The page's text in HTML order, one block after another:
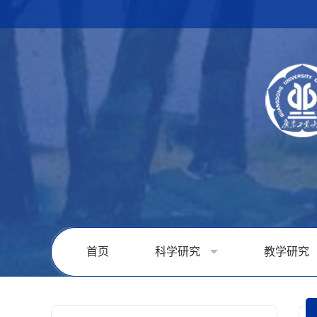
首页 科学研究 教学研究